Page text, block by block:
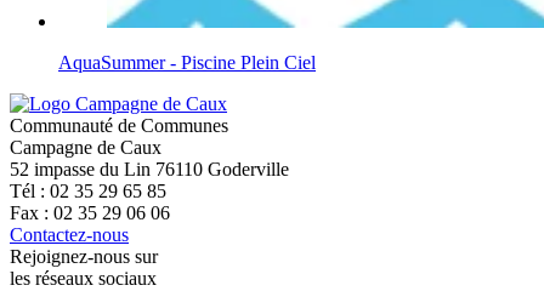
AquaSummer - Piscine Plein Ciel
Communauté de Communes
Campagne de Caux
52 impasse du Lin 76110 Goderville
Tél : 02 35 29 65 85
Fax : 02 35 29 06 06
Contactez-nous
Rejoignez-nous sur
les réseaux sociaux